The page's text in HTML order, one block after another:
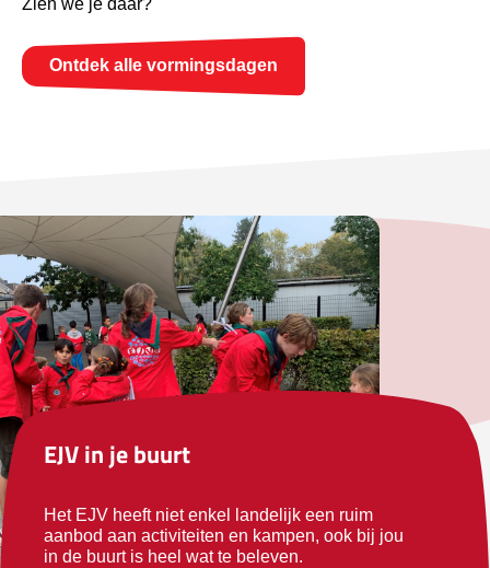
Zien we je daar?
Ontdek alle vormingsdagen
EJV in je buurt
Het EJV heeft niet enkel landelijk een ruim
aanbod aan activiteiten en kampen, ook bij jou
in de buurt is heel wat te beleven.